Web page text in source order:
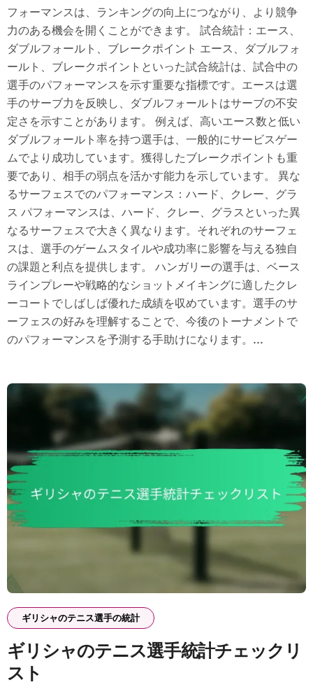
フォーマンスは、ランキングの向上につながり、より競争
力のある機会を開くことができます。 試合統計：エース、
ダブルフォールト、ブレークポイント エース、ダブルフォ
ールト、ブレークポイントといった試合統計は、試合中の
選手のパフォーマンスを示す重要な指標です。エースは選
手のサーブ力を反映し、ダブルフォールトはサーブの不安
定さを示すことがあります。 例えば、高いエース数と低い
ダブルフォールト率を持つ選手は、一般的にサービスゲー
ムでより成功しています。獲得したブレークポイントも重
要であり、相手の弱点を活かす能力を示しています。 異な
るサーフェスでのパフォーマンス：ハード、クレー、グラ
ス パフォーマンスは、ハード、クレー、グラスといった異
なるサーフェスで大きく異なります。それぞれのサーフェ
スは、選手のゲームスタイルや成功率に影響を与える独自
の課題と利点を提供します。 ハンガリーの選手は、ベース
ラインプレーや戦略的なショットメイキングに適したクレ
ーコートでしばしば優れた成績を収めています。選手のサ
ーフェスの好みを理解することで、今後のトーナメントで
のパフォーマンスを予測する手助けになります。...
ギリシャのテニス選手の統計
ギリシャのテニス選手統計チェックリ
スト